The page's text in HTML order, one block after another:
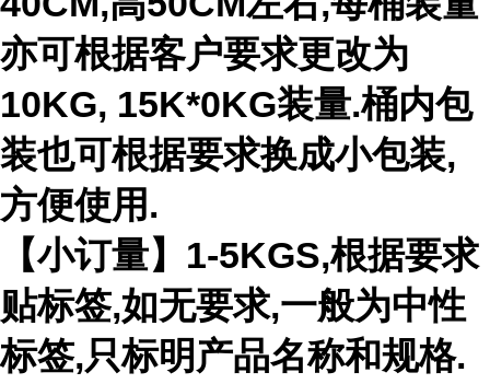
亦可根据客户要求更改为
10KG, 15K*0KG装量.桶内包
装也可根据要求换成小包装,
方便使用.
【小订量】1-5KGS,根据要求
贴标签,如无要求,一般为中性
标签,只标明产品名称和规格.